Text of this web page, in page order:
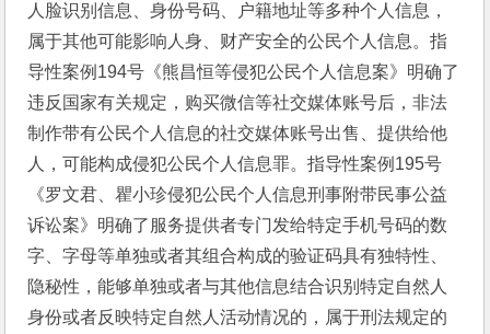
人脸识别信息、身份号码、户籍地址等多种个人信息，
属于其他可能影响人身、财产安全的公民个人信息。指
导性案例194号《熊昌恒等侵犯公民个人信息案》明确了
违反国家有关规定，购买微信等社交媒体账号后，非法
制作带有公民个人信息的社交媒体账号出售、提供给他
人，可能构成侵犯公民个人信息罪。指导性案例195号
《罗文君、瞿小珍侵犯公民个人信息刑事附带民事公益
诉讼案》明确了服务提供者专门发给特定手机号码的数
字、字母等单独或者其组合构成的验证码具有独特性、
隐秘性，能够单独或者与其他信息结合识别特定自然人
身份或者反映特定自然人活动情况的，属于刑法规定的